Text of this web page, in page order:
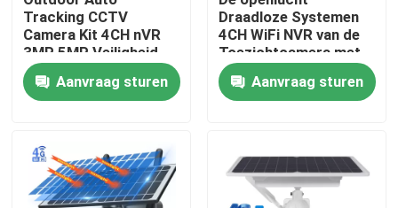
Thuis
Producten
Video's
Tracking CCTV
Camera Kit 4CH nVR
3MP 5MP Veiligheid
Wifi Bewaking IP
CameraAanvraag sturen
Draadloze Systemen
4CH WiFi NVR van de
Toezichtcamera met
Audiooem
Aanvraag sturen